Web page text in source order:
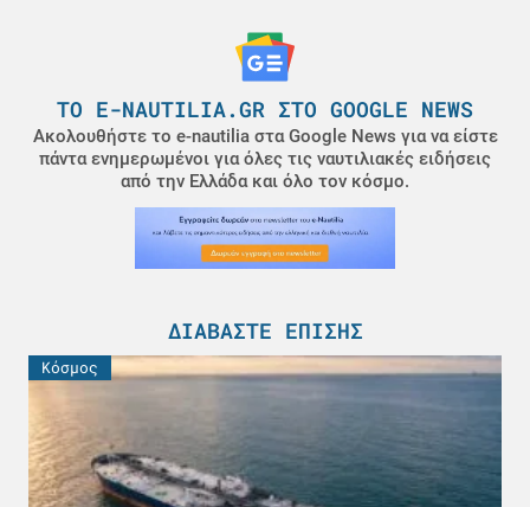
ΤΟ E-NAUTILIA.GR ΣΤΟ GOOGLE NEWS
Ακολουθήστε το e-nautilia στα Google News για να είστε
πάντα ενημερωμένοι για όλες τις ναυτιλιακές ειδήσεις
από την Ελλάδα και όλο τον κόσμο.
ΔΙΑΒΆΣΤΕ ΕΠΊΣΗΣ
Κόσμος